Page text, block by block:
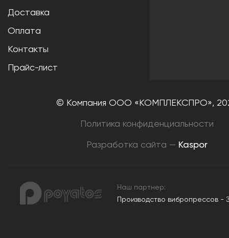
Доставка
Оплата
Контакты
Прайс-лист
© Компания ООО «КОМПЛЕКСПРО»,
Политика конфиденциальности
Разработка сайта — Kaspor
Наш партнер:
Производство вибропрессов -